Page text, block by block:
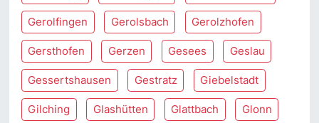
Gerolfingen Gerolsbach Gerolzhofen
Gersthofen Gerzen Gesees Geslau
Gessertshausen Gestratz Giebelstadt
Gilching Glashütten Glattbach Glonn